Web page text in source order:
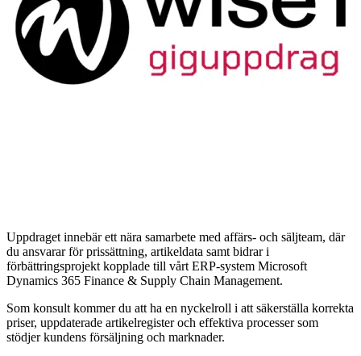
Uppdraget innebär ett nära samarbete med affärs- och säljteam, där
du ansvarar för prissättning, artikeldata samt bidrar i
förbättringsprojekt kopplade till vårt ERP-system Microsoft
Dynamics 365 Finance & Supply Chain Management.
Som konsult kommer du att ha en nyckelroll i att säkerställa korrekta
priser, uppdaterade artikelregister och effektiva processer som
stödjer kundens försäljning och marknader.